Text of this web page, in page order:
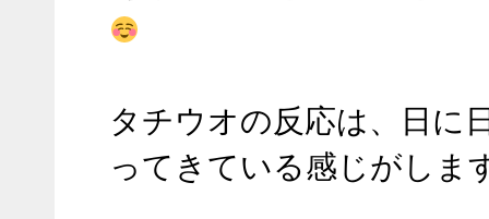
てきている感じがします